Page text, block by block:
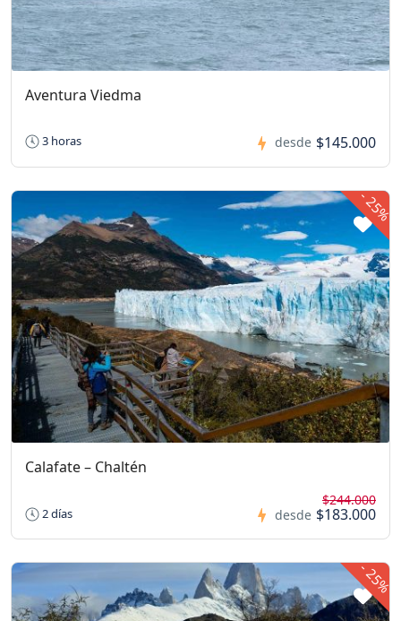
Aventura Viedma
3 horas desde $145.000
-
25%
Calafate – Chaltén
2 días desde
$244.000
$183.000
-
25%